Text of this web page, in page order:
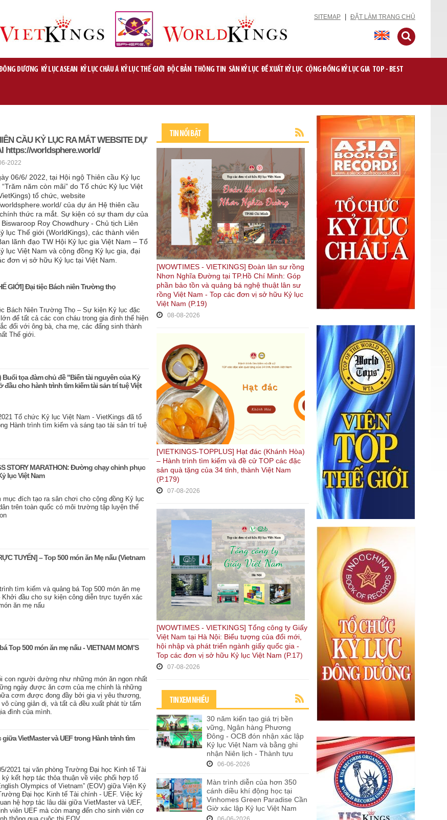
SITEMAP ĐẶT LÀM TRANG CHỦ
ĐÔNG DƯƠNG KỶ LỤC ASEAN KỶ LỤC CHÂU Á KỶ LỤC THẾ GIỚI ĐỘC BẢN THÔNG TIN SÀN KỶ LỤC ĐỀ XUẤT KỶ LỤC CỘNG ĐỒNG KỶ LỤC GIA TOP - BEST
CẦU KỶ LỤC RA MẮT WEBSITE DỰ
https://worldsphere.world/
2022
06/6/ 2022, tại Hội ngộ Thiên cầu Kỷ lục
“Trăm năm còn mãi” do Tổ chức Kỷ lục Việt
tổ chức, website
của dự án Hệ thiên cầu
thức ra mắt. Sự kiện có sự tham dự của
Roy Chowdhury - Chủ tịch Liên
lục Thế giới (WorldKings), các thành viên
lãnh đạo TW Hội Kỷ lục gia Việt Nam – Tổ
lục Việt Nam và cộng đồng Kỷ lục gia, đại
đơn vị sở hữu Kỷ lục tại Việt Nam.
GIỚI] Đại tiệc Bách niên Trường thọ
Bách Niên Trường Thọ – Sự kiện Kỷ lục đặc
để tất cả các con cháu trong gia đình thể hiện
đối với ông bà, cha mẹ, các đấng sinh thành
Thế giới.
Buổi tọa đàm chủ đề "Biến tài nguyên của Kỷ
đầu cho hành trình tìm kiếm tài sản trí tuệ Việt
Tổ chức Kỷ lục Việt Nam - VietKings đã tổ
Hành trình tìm kiếm và sáng tạo tài sản trí tuệ
STORY MARATHON: Đường chạy chinh phục
lục Việt Nam
mục đích tạo ra sân chơi cho cộng đồng Kỷ lục
trên toàn quốc có môi trường tập luyện thể
TUYẾN] – Top 500 món ăn Mẹ nấu (Vietnam
tìm kiếm và quảng bá Top 500 món ăn mẹ
Khởi đầu cho sự kiện công diễn trực tuyến xác
ăn mẹ nấu
Top 500 món ăn mẹ nấu - VIETNAM MOM’S
con người dường như những món ăn ngon nhất
ngày được ăn cơm của mẹ chính là những
cơm được đong đầy bởi gia vị yêu thương,
cùng giản dị, và tất cả đều xuất phát từ tấm
đình của mình.
VietMaster và UEF trong Hành trình tìm
2021 tại văn phòng Trường Đại học Kinh tế Tài
ký kết hợp tác thỏa thuận về việc phối hợp tổ
Olympics of Vietnam” (EOV) giữa Viện Kỷ
Đại học Kinh tế Tài chính - UEF. Việc ký
hệ hợp tác lâu dài giữa VietMaster và UEF,
viên UEF mà còn mang đến cho sinh viên cơ
TIN NỔI BẬT
[WOWTIMES - VIETKINGS] Đoàn lân sư rồng
Nhơn Nghĩa Đường tại TP.Hồ Chí Minh: Góp
phần bảo tồn và quảng bá nghệ thuật lân sư
rồng Việt Nam - Top các đơn vị sở hữu Kỷ lục
Việt Nam (P.19)
08-08-2026
[VIETKINGS-TOPPLUS] Hạt đác (Khánh Hòa)
– Hành trình tìm kiếm và đề cử TOP các đặc
sản quà tặng của 34 tỉnh, thành Việt Nam
(P.179)
07-08-2026
[WOWTIMES - VIETKINGS] Tổng công ty Giấy
Việt Nam tại Hà Nội: Biểu tượng của đổi mới,
hội nhập và phát triển ngành giấy quốc gia -
Top các đơn vị sở hữu Kỷ lục Việt Nam (P.17)
07-08-2026
TIN XEM NHIỀU
30 năm kiến tạo giá trị bền
vững, Ngân hàng Phương
Đông - OCB đón nhận xác lập
Kỷ lục Việt Nam và bằng ghi
nhận Niên lịch - Thành tựu
06-06-2026
Màn trình diễn của hơn 350
cánh diều khí động học tại
Vinhomes Green Paradise Cần
Giờ xác lập Kỷ lục Việt Nam